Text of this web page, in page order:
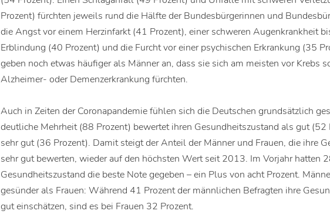
Prozent) fürchten jeweils rund die Hälfte der Bundesbürgerinnen und
die Angst vor einem Herzinfarkt (41 Prozent), einer schweren Augenkrankheit
Erblindung (40 Prozent) und die Furcht vor einer psychischen Erkrankung (35
geben noch etwas häufiger als Männer an, dass sie sich am meisten vor Krebs
Alzheimer- oder Demenzerkrankung fürchten.
Auch in Zeiten der Coronapandemie fühlen sich die Deutschen grundsätzlich
deutliche Mehrheit (88 Prozent) bewertet ihren Gesundheitszustand als gut (52
sehr gut (36 Prozent). Damit steigt der Anteil der Männer und Frauen, die ihre
sehr gut bewerten, wieder auf den höchsten Wert seit 2013. Im Vorjahr hatten
Gesundheitszustand die beste Note gegeben – ein Plus von acht Prozent.
gesünder als Frauen: Während 41 Prozent der männlichen Befragten ihre
gut einschätzen, sind es bei Frauen 32 Prozent.